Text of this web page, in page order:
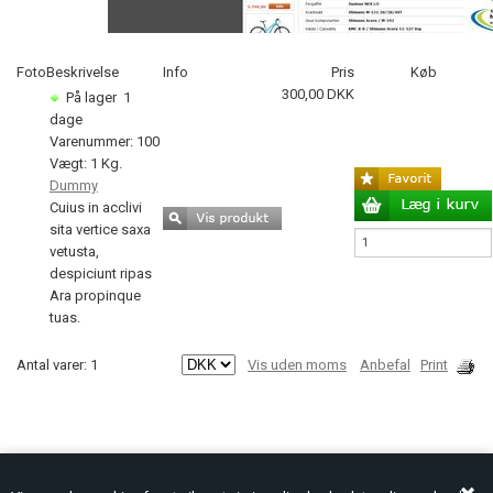
FotoBeskrivelse Info Pris
Køb
På lager 1
dage
Varenummer: 100
Vægt: 1 Kg.
Dummy
Cuius in acclivi
sita vertice saxa
vetusta,
despiciunt ripas
Ara propinque
tuas.
300,00 DKK
Antal varer: 1 Vis uden moms Anbefal Print